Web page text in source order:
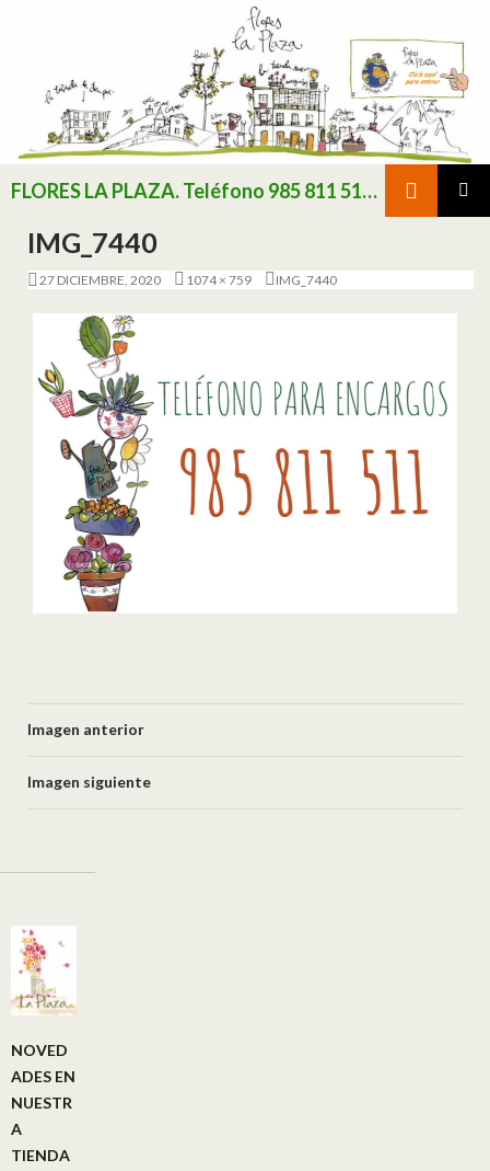
FLORES LA PLAZA. Teléfono 985 811 511 / Consultar existencias de flor y planta natural antes de realizar pedido
IMG_7440
27 DICIEMBRE, 2020 1074 × 759 IMG_7440
Imagen anterior
Imagen siguiente
NOVED
ADES EN
NUESTR
A
TIENDA